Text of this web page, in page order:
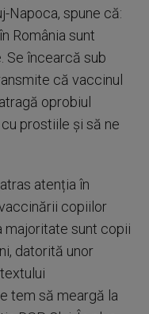
Napoca, spune că:
România sunt
Se încearcă sub
că vaccinul
oprobiul
prostiile și să ne
atenția în
copiilor
majoritate sunt copii
datorită unor
tem să meargă la